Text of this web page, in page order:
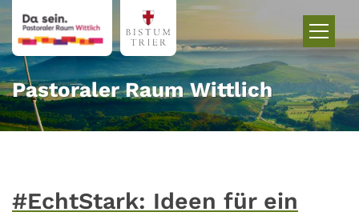
Zum Inhalt springen
Pastoraler Raum Wittlich
#EchtStark: Ideen für ein